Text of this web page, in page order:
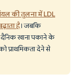
की तुलना में LDL
है। जबकि
दैनिक खाना पकाने के
देने से